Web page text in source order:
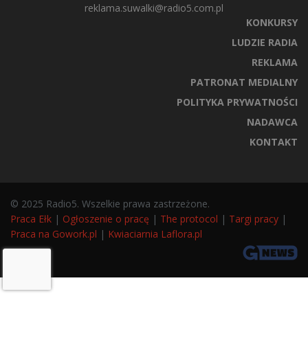
reklama.suwalki@radio5.com.pl
KONKURSY
LUDZIE RADIA
REKLAMA
PATRONAT MEDIALNY
POLITYKA PRYWATNOŚCI
NADAWCA
KONTAKT
© 2025 Radio5. Wszelkie prawa zastrzeżone.
Praca Ełk | Ogłoszenie o pracę | The protocol | Targi pracy |
Praca na Gowork.pl | Kwiaciarnia Laflora.pl